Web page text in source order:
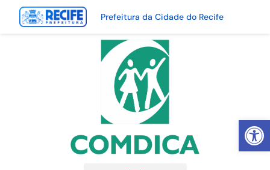
Abrir
Prefeitura da Cidade do Recife